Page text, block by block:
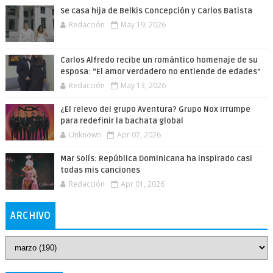
Se casa hija de Belkis Concepción y Carlos Batista
Redacción May 19, 2026
Carlos Alfredo recibe un romántico homenaje de su
esposa: “El amor verdadero no entiende de edades”
Redacción May 13, 2026
¿El relevo del grupo Aventura? Grupo Nox irrumpe
para redefinir la bachata global
Unknown Apr 07, 2026
Mar Solís: República Dominicana ha inspirado casi
todas mis canciones
Redacción Apr 01, 2026
ARCHIVO